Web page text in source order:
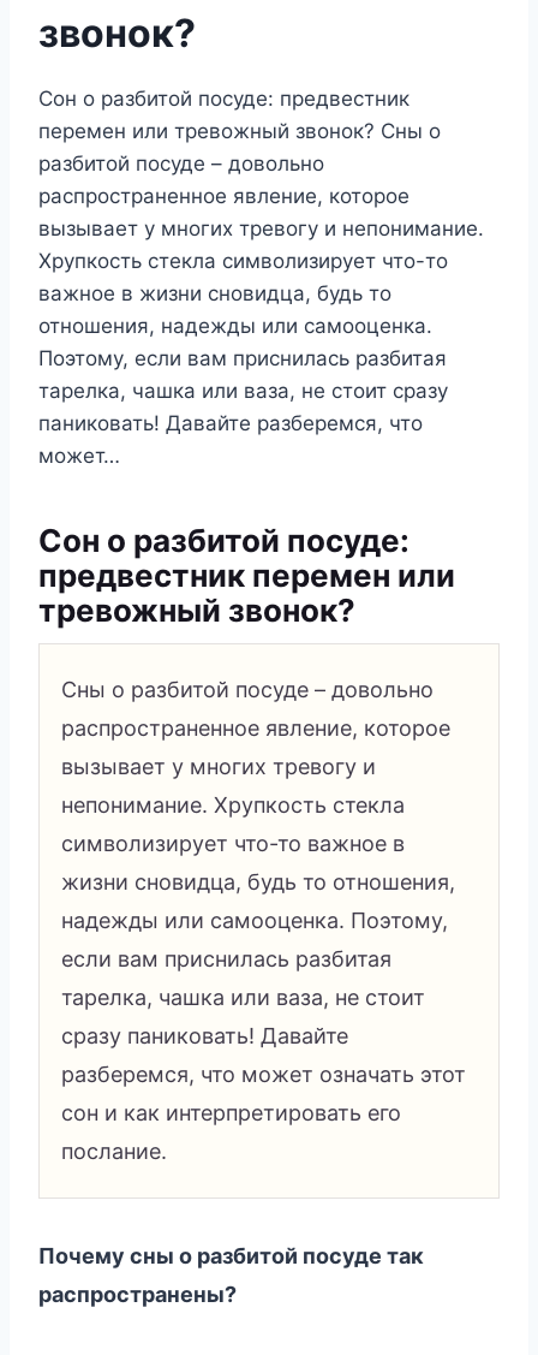
звонок?
Сон о разбитой посуде: предвестник
перемен или тревожный звонок? Сны о
разбитой посуде – довольно
распространенное явление, которое
вызывает у многих тревогу и непонимание.
Хрупкость стекла символизирует что-то
важное в жизни сновидца, будь то
отношения, надежды или самооценка.
Поэтому, если вам приснилась разбитая
тарелка, чашка или ваза, не стоит сразу
паниковать! Давайте разберемся, что
может…
Сон о разбитой посуде:
предвестник перемен или
тревожный звонок?
Сны о разбитой посуде – довольно
распространенное явление, которое
вызывает у многих тревогу и
непонимание. Хрупкость стекла
символизирует что-то важное в
жизни сновидца, будь то отношения,
надежды или самооценка. Поэтому,
если вам приснилась разбитая
тарелка, чашка или ваза, не стоит
сразу паниковать! Давайте
разберемся, что может означать этот
сон и как интерпретировать его
послание.
Почему сны о разбитой посуде так
распространены?